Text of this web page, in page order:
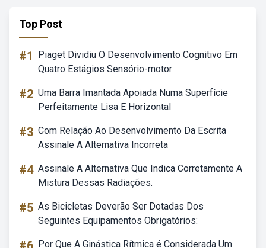
Top Post
#1
Piaget Dividiu O Desenvolvimento Cognitivo Em
Quatro Estágios Sensório-motor
#2 Uma Barra Imantada Apoiada Numa Superfície
Perfeitamente Lisa E Horizontal
#3 Com Relação Ao Desenvolvimento Da Escrita
Assinale A Alternativa Incorreta
#4 Assinale A Alternativa Que Indica Corretamente A
Mistura Dessas Radiações.
#5 As Bicicletas Deverão Ser Dotadas Dos
Seguintes Equipamentos Obrigatórios:
Por Que A Ginástica Rítmica é Considerada Um